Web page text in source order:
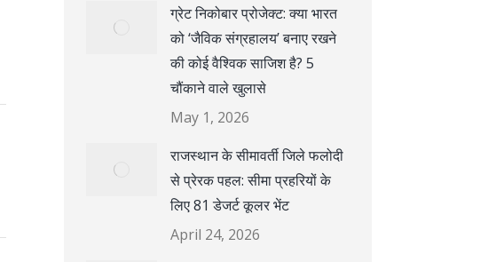
ग्रेट निकोबार प्रोजेक्ट: क्या भारत
को ‘जैविक संग्रहालय’ बनाए रखने
की कोई वैश्विक साजिश है? 5
चौंकाने वाले खुलासे
May 1, 2026
राजस्थान के सीमावर्ती जिले फलोदी
से प्रेरक पहल: सीमा प्रहरियों के
लिए 81 डेजर्ट कूलर भेंट
April 24, 2026